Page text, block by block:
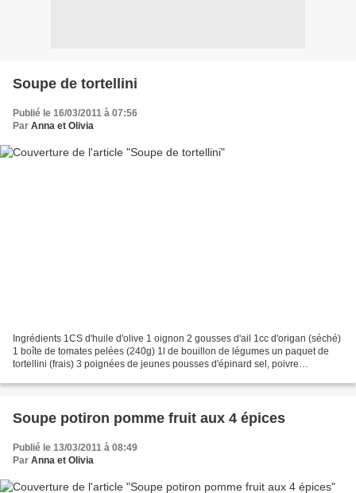
Soupe de tortellini
Publié le 16/03/2011 à 07:56
Par Anna et Olivia
Ingrédients 1CS d'huile d'olive 1 oignon 2 gousses d'ail 1cc d'origan (séché)
1 boîte de tomates pelées (240g) 1l de bouillon de légumes un paquet de
tortellini (frais) 3 poignées de jeunes pousses d'épinard sel, poivre
Soupe potiron pomme fruit aux 4 épices
Publié le 13/03/2011 à 08:49
Par Anna et Olivia